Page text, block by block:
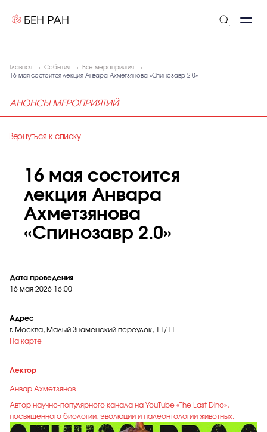
Главная События
Все мероприятия
16 мая состоится лекция Анвара Ахметзянова «Спинозавр 2.0»
АНОНСЫ МЕРОПРИЯТИЙ
Вернуться к списку
16 мая состоится
лекция Анвара
Ахметзянова
«Спинозавр 2.0»
Дата проведения
16 мая 2026 16:00
Адрес
г. Москва, Малый Знаменский переулок, 11/11
На карте
Лектор
Анвар Ахметзянов
Автор научно-популярного канала на YouTube «The Last Dino»,
посвященного биологии, эволюции и палеонтологии животных.